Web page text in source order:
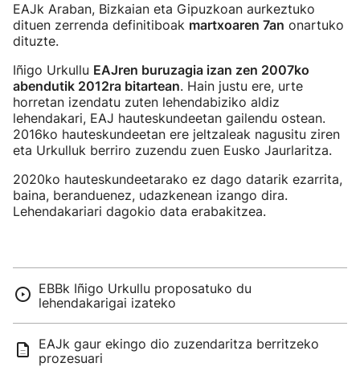
EAJk Araban, Bizkaian eta Gipuzkoan aurkeztuko
dituen zerrenda definitiboak martxoaren 7an onartuko
dituzte.
Iñigo Urkullu EAJren buruzagia izan zen 2007ko
abendutik 2012ra bitartean. Hain justu ere, urte
horretan izendatu zuten lehendabiziko aldiz
lehendakari, EAJ hauteskundeetan gailendu ostean.
2016ko hauteskundeetan ere jeltzaleak nagusitu ziren
eta Urkulluk berriro zuzendu zuen Eusko Jaurlaritza.
2020ko hauteskundeetarako ez dago datarik ezarrita,
baina, beranduenez, udazkenean izango dira.
Lehendakariari dagokio data erabakitzea.
EBBk Iñigo Urkullu proposatuko du
lehendakarigai izateko
EAJk gaur ekingo dio zuzendaritza berritzeko
prozesuari